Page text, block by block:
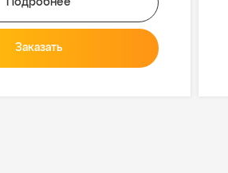
Заказать